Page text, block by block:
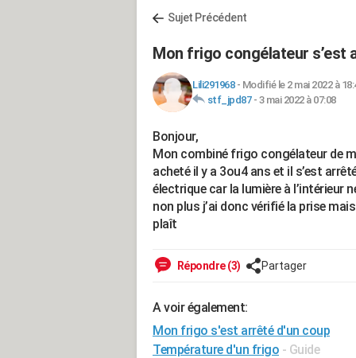
Sujet Précédent
Mon frigo congélateur s’est
Lili291968- Modifié le 2 mai 2022 à
stf_jpd87- 3 mai 2022 à 07:08
Bonjour,
Mon combiné frigo congélateur de
acheté il y a 3ou4 ans et il s’est
électrique car la lumière à l’intérieur
non plus j’ai donc vérifié la prise
plaît
Répondre (3) Partager
A voir également:
Mon frigo s'est arrêté d'un coup
Température d'un frigo - Guide